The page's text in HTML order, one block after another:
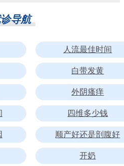
导航
人流最佳时间
白带发黄
外阴瘙痒
四维多少钱
顺产好还是剖腹好
开奶